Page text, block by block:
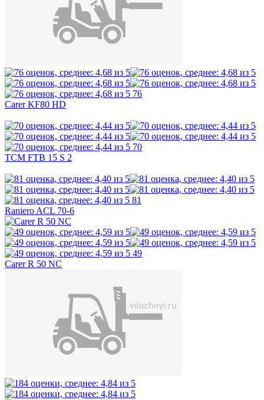
76
Carer KF80 HD
70
TCM FTB 15 S 2
81
Raniero ACL 70-6
49
Carer R 50 NC